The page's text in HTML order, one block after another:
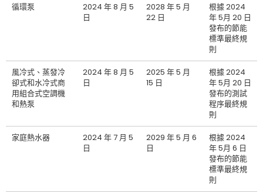
循環泵
2024 年 8 月 5
日
2028 年 5 月
22 日
根據 2024
年 5月 20 日
發布的節能
標準最終規
則
風冷式、蒸發冷
卻式和水冷式商
用組合式空調機
和熱泵
2024 年 8 月 5
日
2025 年 5 月
15 日
根據 2024
年 5月 20 日
發布的測試
程序最終規
則
家庭熱水器
2024 年 7 月 5
日
2029 年 5 月 6
日
根據 2024
年 5月 6 日
發布的節能
標準最終規
則